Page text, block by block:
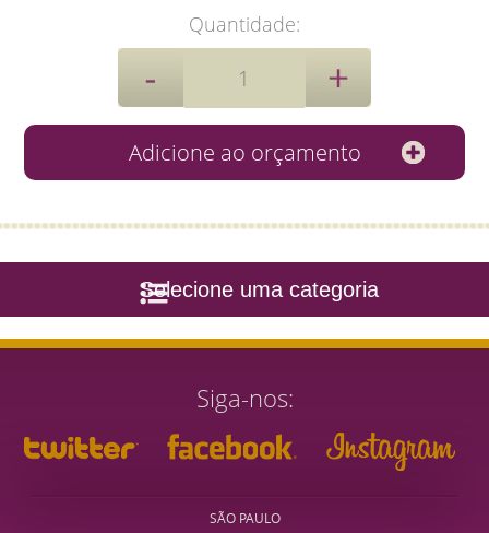
Quantidade:
Selecione uma categoria
Siga-nos
SÃO PAULO